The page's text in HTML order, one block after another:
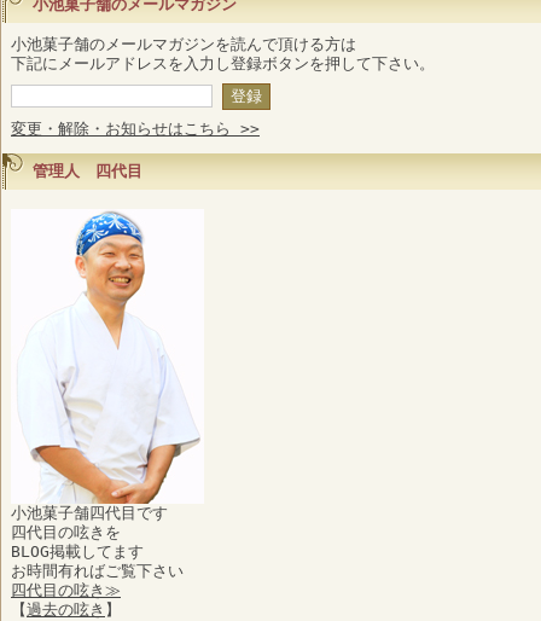
小池菓子舗のメールマガジン
小池菓子舗のメールマガジンを読んで頂ける方は
下記にメールアドレスを入力し登録ボタンを押して下さい。
変更・解除・お知らせはこちら >>
管理人 四代目
小池菓子舗四代目です
四代目の呟きを
BLOG掲載してます
お時間有ればご覧下さい
四代目の呟き≫
【過去の呟き 】